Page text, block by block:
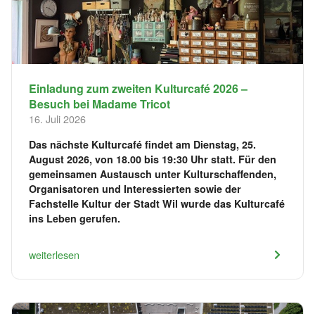
Einladung zum zweiten Kulturcafé 2026 –
Besuch bei Madame Tricot
16. Juli 2026
Das nächste Kulturcafé findet am Dienstag, 25.
August 2026, von 18.00 bis 19:30 Uhr statt. Für den
gemeinsamen Austausch unter Kulturschaffenden,
Organisatoren und Interessierten sowie der
Fachstelle Kultur der Stadt Wil wurde das Kulturcafé
ins Leben gerufen.
weiterlesen